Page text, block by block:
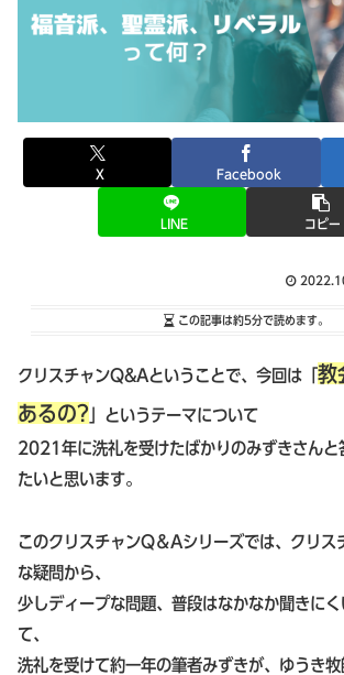
X Facebook
LINE コピー
この記事は約5分で読めます。
クリスチャンQ&Aということで、今回は「 教
あるの? 」というテーマについて
2021年に洗礼を受けたばかりのみずきさんと
たいと思います。
このクリスチャンQ＆Aシリーズでは、クリス
な疑問から、
少しディープな問題、普段はなかなか聞きに
て、
洗礼を受けて約一年の筆者みずきが、ゆうき